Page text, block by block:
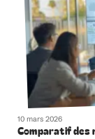
10 mars 2026
Comparatif des